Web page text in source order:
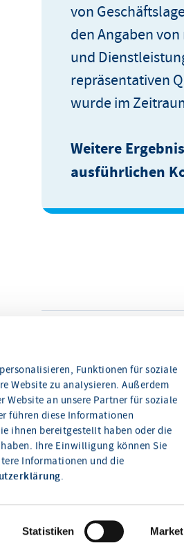
Funktionen für soziale
Website zu analysieren. Außerdem
an unsere Partner für soziale
führen diese Informationen
ihnen bereitgestellt haben oder die
Ihre Einwilligung können Sie
Informationen und die
.
Statistiken
von
den Angaben
und
repräsentativen
wurde im
Weitere
ausführlichen
Wie können
helfen?